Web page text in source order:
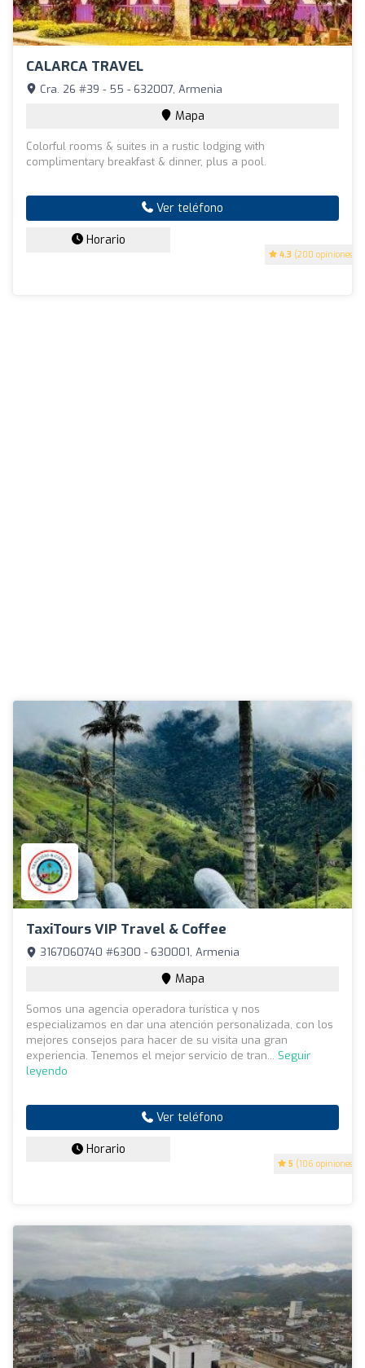
CALARCA TRAVEL
4.3 (200 opiniones)
Cra. 26 #39 - 55 - 632007, Armenia
Mapa
Colorful rooms & suites in a rustic lodging with
complimentary breakfast & dinner, plus a pool.
Ver teléfono
Horario
TaxiTours VIP Travel & Coffee
5 (106 opiniones)
3167060740 #6300 - 630001, Armenia
Mapa
Somos una agencia operadora turística y nos
especializamos en dar una atención personalizada, con los
mejores consejos para hacer de su visita una gran
experiencia. Tenemos el mejor servicio de tran... Seguir
leyendo
Ver teléfono
Horario